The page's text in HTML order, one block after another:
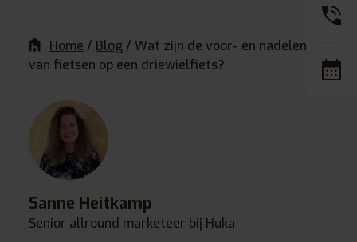
Home / Blog / Wat zijn de voor- en nadelen
van fietsen op een driewielfiets?
Sanne Heitkamp
Senior allround marketeer bij Huka